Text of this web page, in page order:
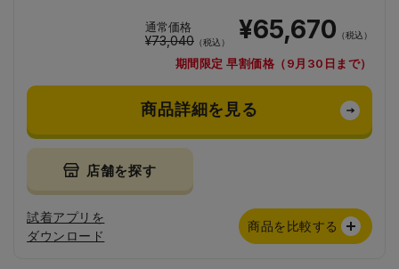
通常価格
¥73,040 （税込） ¥65,670 （税込）
期間限定 早割価格（9月30日まで）
商品詳細を見る
店舗を探す
試着アプリを
ダウンロード
商品を比較する